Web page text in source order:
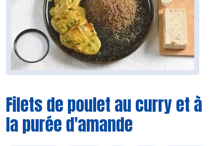
Filets de poulet au curry et à
la purée d'amande